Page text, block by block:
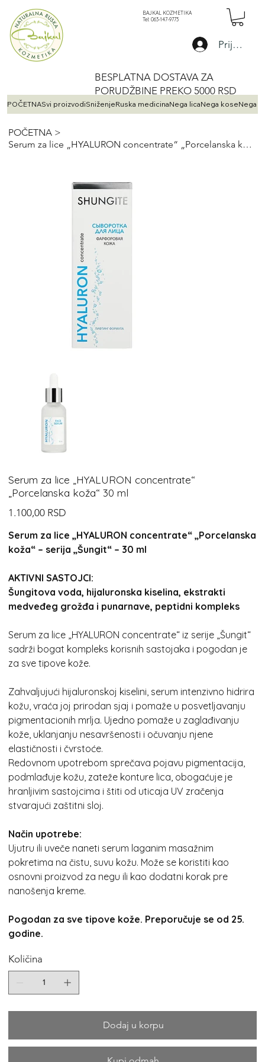
BAJKAL KOZMETIKA
Tel: 063-147-9773
BESPLATNA DOSTAVA ZA
PORUDŽBINE PREKO 5000 RSD
POČETNASvi proizvodiSniženjeRuska medicinaNega licaNega koseNega
Prijava
POČETNA >
Serum za lice „HYALURON concentrate“ „Porcelanska koža“ 30 ml
Serum za lice „HYALURON concentrate“
„Porcelanska koža“ 30 ml
Cijena
1.100,00 RSD
Serum za lice „HYALURON concentrate“ „Porcelanska
koža“ – serija „Šungit“ – 30 ml
AKTIVNI SASTOJCI:
Šungitova voda, hijaluronska kiselina, ekstrakti
medveđeg grožđa i punarnave, peptidni kompleks
Serum za lice „HYALURON concentrate“ iz serije „Šungit“
sadrži bogat kompleks korisnih sastojaka i pogodan je
za sve tipove kože.
Zahvaljujući hijaluronskoj kiselini, serum intenzivno hidrira
kožu, vraća joj prirodan sjaj i pomaže u posvetljavanju
pigmentacionih mrlja. Ujedno pomaže u zaglađivanju
kože, uklanjanju nesavršenosti i očuvanju njene
elastičnosti i čvrstoće.
Redovnom upotrebom sprečava pojavu pigmentacija,
podmlađuje kožu, zateže konture lica, obogaćuje je
hranljivim sastojcima i štiti od uticaja UV zračenja
stvarajući zaštitni sloj.
Način upotrebe:
Ujutru ili uveče naneti serum laganim masažnim
pokretima na čistu, suvu kožu. Može se koristiti kao
osnovni proizvod za negu ili kao dodatni korak pre
nanošenja kreme.
Pogodan za sve tipove kože. Preporučuje se od 25.
godine.
Količina
Dodaj u korpu